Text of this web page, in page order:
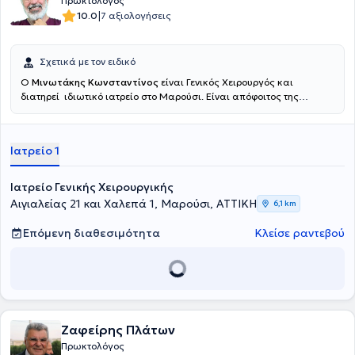
10.0|7 αξιολογήσεις
Σχετικά με τον ειδικό
Ο Μινωτάκης Κωνσταντίνος είναι Γενικός Χειρουργός και
διατηρεί ιδιωτικό ιατρείο στο Μαρούσι. Είναι απόφοιτος της
Αθηνών, στην οποία εισήχθη το 1973 με υποτροφία. Μετά το πέρας
ειδικεύθηκε στη Γενική Χειρουργική στο Νοσοκομείο του Ελληνικού
Ερυθρού Σταυρού. Υπηρέτησε επί 30ετία στη Χειρουργική Κλινική
και Αγγειολογικό Ιατρείο του 7ου Νοσοκομείου ΙΚΑ, τη Χειρουργική
Κλινική του Γενικού Νοσοκομείου Νοσημάτων Θώρακος Αθηνών
"Σωτηρία" και του Γενικού Νοσοκομείου Νέας Ιωνίας
Διευθυντού. Είναι μέλος σε πολλές ιατρικές εταιρείες και έχει
ελληνικά και διεθνή συνέδρια. Το νέο του Ιατρείο στο Μαρούσι είναι
άριστα εξοπλισμένο με ιατρικά μηχανήματα και Laser τελευταίας
ιατρικών τους υπηρεσιών. Διαθέτει ιδιωτικό χώρο parking, ενώ
καλύπτει πλήρως τις ανάγκες του ασθενούς και παράλληλα κάνει
την παραμονή τους ευχάριστη. Ο Ιατρός
Ιατρείο 1
Ιατρείο Γενικής Χειρουργικής
Αιγιαλείας 21 και Χαλεπά 1, Μαρούσι, ΑΤΤΙΚΗ
6,1 km
Επόμενη διαθεσιμότητα Κλείσε ραντεβού
Ζαφείρης Πλάτων
Πρωκτολόγος